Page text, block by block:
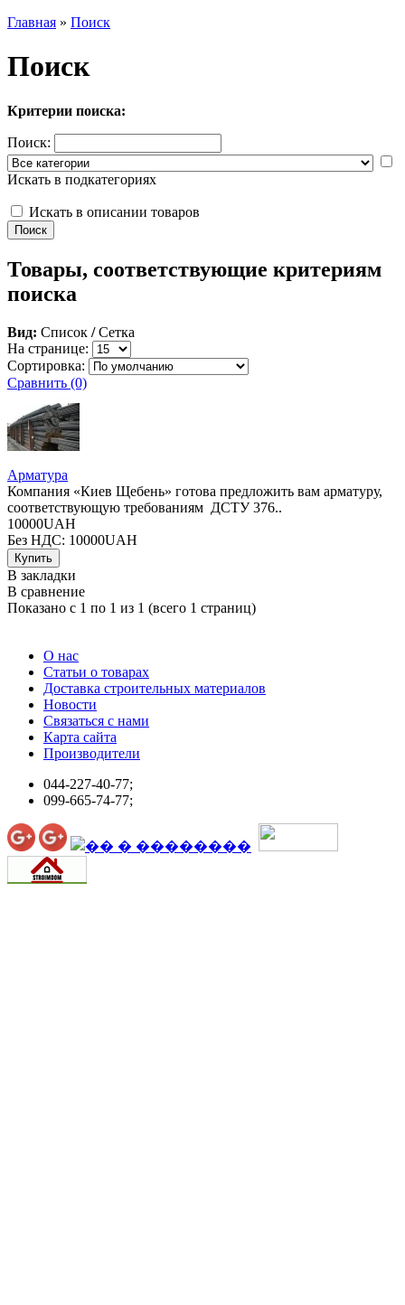
Главная » Поиск
Поиск
Критерии поиска:
Поиск:
Искать в подкатегориях
Искать в описании товаров
Товары, соответствующие критериям
поиска
Вид: Список / Сетка
На странице:
Сортировка:
Сравнить (0)
Арматура
Компания «Киев Щебень» готова предложить вам арматуру,
соответствующую требованиям ДСТУ 376..
10000UAH
Без НДС: 10000UAH
В закладки
В сравнение
Показано с 1 по 1 из 1 (всего 1 страниц)
О нас
Статьи о товарах
Доставка строительных материалов
Новости
Связаться с нами
Карта сайта
Производители
044-227-40-77;
099-665-74-77;